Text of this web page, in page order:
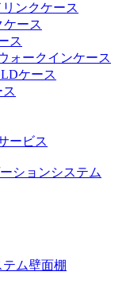
ンクケース
ケース
ス
ォークインケース
ケース
ービス
ションシステム
ム壁面棚